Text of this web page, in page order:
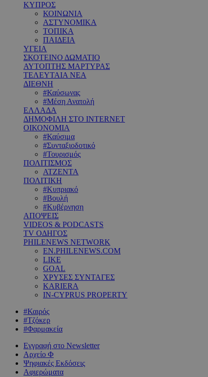
ΚΥΠΡΟΣ
ΚΟΙΝΩΝΙΑ
ΑΣΤΥΝΟΜΙΚΑ
ΤΟΠΙΚΑ
ΠΑΙΔΕΙΑ
ΥΓΕΙΑ
ΣΚΟΤΕΙΝΟ ΔΩΜΑΤΙΟ
ΑΥΤΟΠΤΗΣ ΜΑΡΤΥΡΑΣ
ΤΕΛΕΥΤΑΙΑ ΝΕΑ
ΔΙΕΘΝΗ
#Καύσωνας
#Μέση Ανατολή
ΕΛΛΑΔΑ
ΔΗΜΟΦΙΛΗ ΣΤΟ INTERNET
ΟΙΚΟΝΟΜΙΑ
#Καύσιμα
#Συνταξιοδοτικό
#Τουρισμός
ΠΟΛΙΤΙΣΜΟΣ
ΑΤΖΕΝΤΑ
ΠΟΛΙΤΙΚΗ
#Κυπριακό
#Βουλή
#Κυβέρνηση
ΑΠΟΨΕΙΣ
VIDEOS & PODCASTS
TV ΟΔΗΓΟΣ
PHILENEWS NETWORK
EN.PHILENEWS.COM
LIKE
GOAL
ΧΡΥΣΕΣ ΣΥΝΤΑΓΕΣ
KARIERA
IN-CYPRUS PROPERTY
#Καιρός
#Τζόκερ
#Φαρμακεία
Εγγραφή στο Newsletter
Αρχείο Φ
Ψηφιακές Εκδόσεις
Αφιερώματα